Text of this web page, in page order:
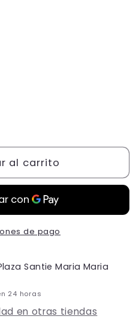
al carrito
de pago
Santie Maria Maria
24 horas
en otras tiendas